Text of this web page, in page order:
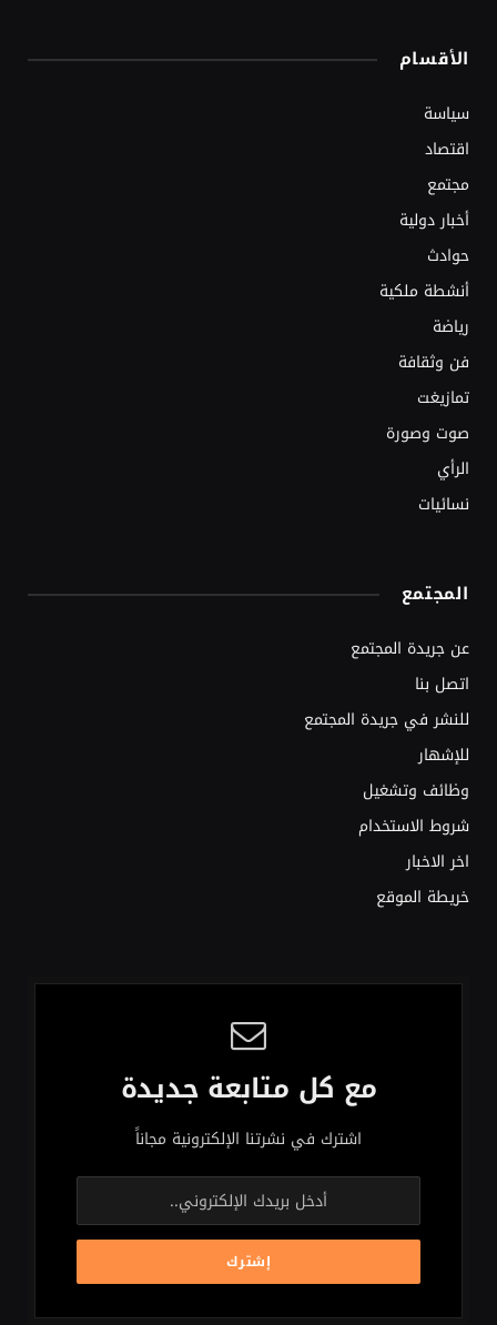
الأقسام
سياسة
اقتصاد
مجتمع
أخبار دولية
حوادث
أنشطة ملكية
رياضة
فن وثقافة
تمازيغت
صوت وصورة
الرأي
نسائيات
المجتمع
عن جريدة المجتمع
اتصل بنا
للنشر في جريدة المجتمع
للإشهار
وظائف وتشغيل
شروط الاستخدام
اخر الاخبار
خريطة الموقع
مع كل متابعة جديدة
اشترك في نشرتنا الإلكترونية مجاناً